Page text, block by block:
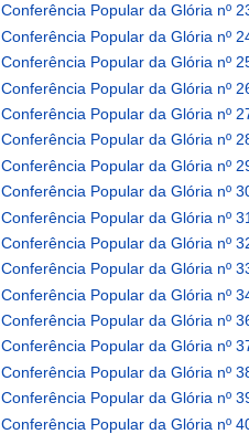
Conferência Popular da Glória nº
Conferência Popular da Glória nº
Conferência Popular da Glória nº
Conferência Popular da Glória nº
Conferência Popular da Glória nº
Conferência Popular da Glória nº
Conferência Popular da Glória nº
Conferência Popular da Glória nº
Conferência Popular da Glória nº
Conferência Popular da Glória nº
Conferência Popular da Glória nº
Conferência Popular da Glória nº
Conferência Popular da Glória nº
Conferência Popular da Glória nº
Conferência Popular da Glória nº
Conferência Popular da Glória nº
Conferência Popular da Glória nº